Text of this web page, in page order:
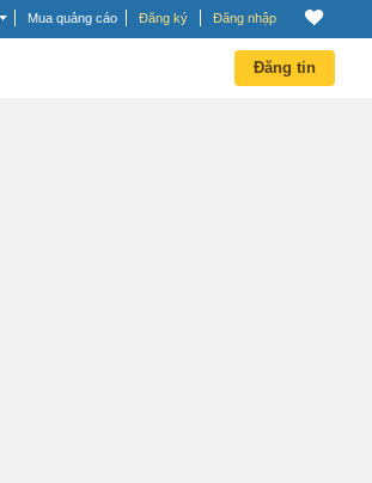
Mua quảng cáo Đăng ký Đăng nhập
Đăng tin